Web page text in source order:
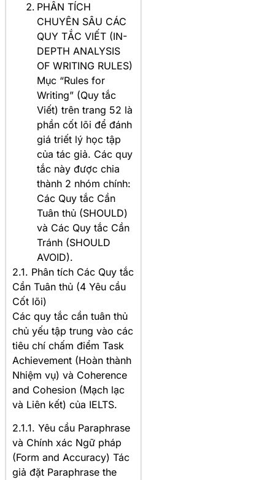
PHÂN TÍCH
CHUYÊN SÂU CÁC
QUY TẮC VIẾT (IN-
DEPTH ANALYSIS
OF WRITING RULES)
Mục “Rules for
Writing” (Quy tắc
Viết) trên trang 52 là
phần cốt lõi để đánh
giá triết lý học tập
của tác giả. Các quy
tắc này được chia
thành 2 nhóm chính:
Các Quy tắc Cần
Tuân thủ (SHOULD)
và Các Quy tắc Cần
Tránh (SHOULD
AVOID).
2.1. Phân tích Các Quy tắc
Cần Tuân thủ (4 Yêu cầu
Cốt lõi)
Các quy tắc cần tuân thủ
chủ yếu tập trung vào các
tiêu chí chấm điểm Task
Achievement (Hoàn thành
Nhiệm vụ) và Coherence
and Cohesion (Mạch lạc
và Liên kết) của IELTS.
2.1.1. Yêu cầu Paraphrase
và Chính xác Ngữ pháp
(Form and Accuracy) Tác
giả đặt Paraphrase the